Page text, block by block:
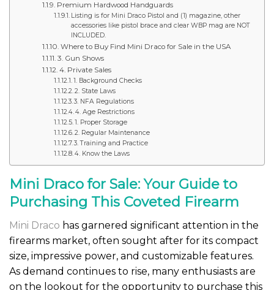
Premium Hardwood Handguards
Listing is for Mini Draco Pistol and (1) magazine, other
accessories like pistol brace and clear WBP mag are NOT
INCLUDED.
Where to Buy Find Mini Draco for Sale in the USA
3. Gun Shows
4. Private Sales
1. Background Checks
2. State Laws
3. NFA Regulations
4. Age Restrictions
1. Proper Storage
2. Regular Maintenance
3. Training and Practice
4. Know the Laws
Mini Draco for Sale: Your Guide to
Purchasing This Coveted Firearm
Mini Draco has garnered significant attention in the
firearms market, often sought after for its compact
size, impressive power, and customizable features.
As demand continues to rise, many enthusiasts are
on the lookout for the opportunity to purchase this